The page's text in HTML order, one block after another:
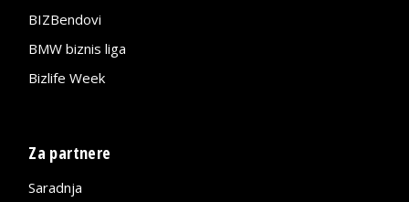
BIZBendovi
BMW biznis liga
Bizlife Week
Za partnere
Saradnja